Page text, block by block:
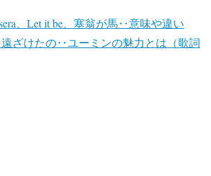
、Let it be、塞翁が馬‥意味や違い
ざけたの‥ユーミンの魅力とは（歌詞